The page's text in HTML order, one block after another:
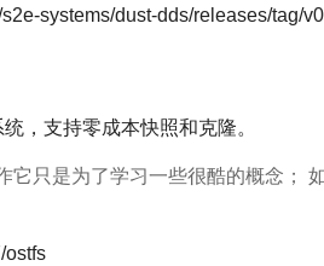
systems/dust-dds/releases/tag/
，支持零成本快照和克隆。
只是为了学习一些很酷的概念；
ostfs